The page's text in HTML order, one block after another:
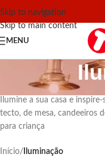
Skip to navigation
Skip to main content
MENU
Ilumine a sua casa e
tecto, de mesa, candeeiros
para criança
Início/ Iluminação